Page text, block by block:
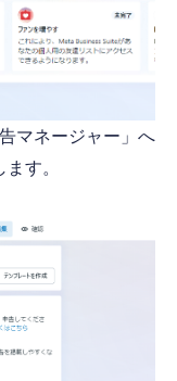
マネージャー」へ
す。